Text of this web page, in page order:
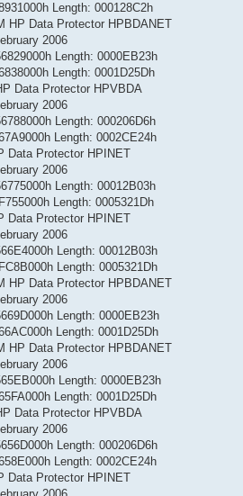
Length: 000128C2h
HP Data Protector HPBDANET
2006
Length: 0000EB23h
Length: 0001D25Dh
Data Protector HPVBDA
2006
Length: 000206D6h
Length: 0002CE24h
Data Protector HPINET
2006
Length: 00012B03h
Length: 0005321Dh
Data Protector HPINET
2006
Length: 00012B03h
Length: 0005321Dh
HP Data Protector HPBDANET
2006
Length: 0000EB23h
Length: 0001D25Dh
HP Data Protector HPBDANET
2006
Length: 0000EB23h
Length: 0001D25Dh
Data Protector HPVBDA
2006
Length: 000206D6h
Length: 0002CE24h
Data Protector HPINET